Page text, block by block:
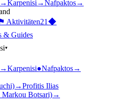
→Karpenisi →Nafpaktos→
Aktivitäten21 ◆
& Guides
▾
→Karpenisi●Nafpaktos→
→Profitis Ilias
Markou Botsari)→